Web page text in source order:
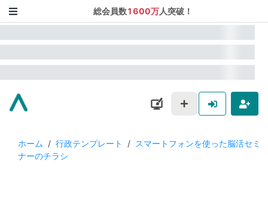
総会員数1600万人突破！
ホーム / 行政テンプレート / スマートフォンを使った脳活セミ
ナーのチラシ